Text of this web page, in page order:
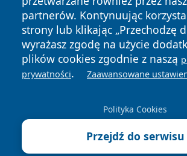
partnerów. Kontynuując
strony lub klikając „Przechodzę
wyrażasz zgodę na użycie
plików cookies zgodnie z naszą
prywatności. Zaawansowane
Polityka Cookies
Przejdź do serwisu
News Autorzy
Polityka
Prywatności